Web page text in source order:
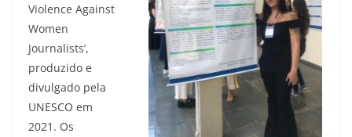
Violence Against
Women
Journalists’,
produzido e
divulgado pela
UNESCO em
2021. Os